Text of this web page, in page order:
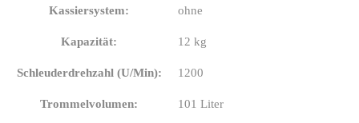
Kassiersystem: ohne
Kapazität: 12 kg
Schleuderdrehzahl (U/Min): 1200
Trommelvolumen: 101 Liter